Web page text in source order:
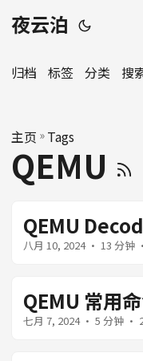
夜云泊
归档 标签 分类 搜
主页 » Tags
QEMU
QEMU
八月 10, 2024· 13 分钟
QEMU 常用
七月 7, 2024· 5 分钟 ·